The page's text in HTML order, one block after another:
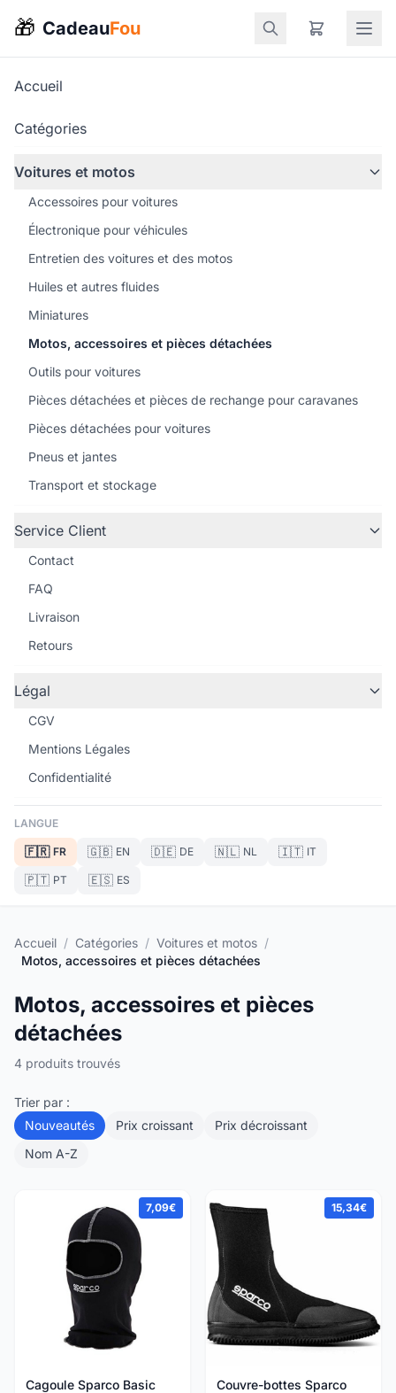
🎁 CadeauFou
Accueil
Catégories
Voitures et motos
Accessoires pour voitures
Électronique pour véhicules
Entretien des voitures et des motos
Huiles et autres fluides
Miniatures
Motos, accessoires et pièces détachées
Outils pour voitures
Pièces détachées et pièces de rechange pour caravanes
Pièces détachées pour voitures
Pneus et jantes
Transport et stockage
Service Client
Contact
FAQ
Livraison
Retours
Légal
CGV
Mentions Légales
Confidentialité
LANGUE
🇫🇷 FR 🇬🇧 EN 🇩🇪 DE 🇳🇱 NL 🇮🇹 IT
🇵🇹 PT 🇪🇸 ES
Accueil / Catégories / Voitures et motos /
Motos, accessoires et pièces détachées
Motos, accessoires et pièces
détachées
4 produits trouvés
Trier par :
Nouveautés
Prix croissant
Prix décroissant
Nom A-Z
7,09€
Cagoule Sparco Basic
15,34€
Couvre-bottes Sparco